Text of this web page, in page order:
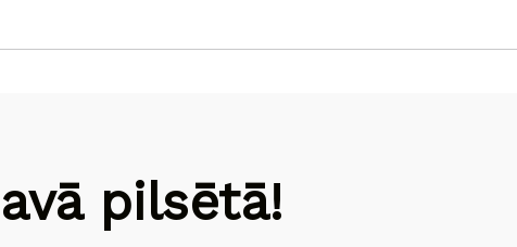
pilsētā!